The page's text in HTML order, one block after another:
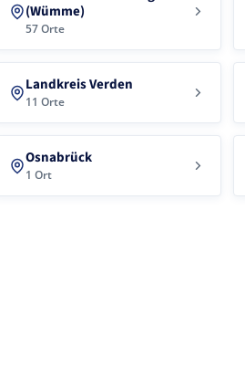
(Wümme)
57 Orte
Landkreis Verden
11 Orte
Osnabrück
1 Ort